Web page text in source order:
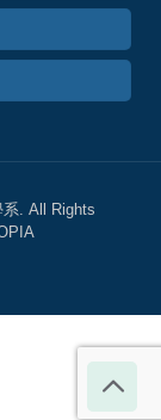
. All Rights